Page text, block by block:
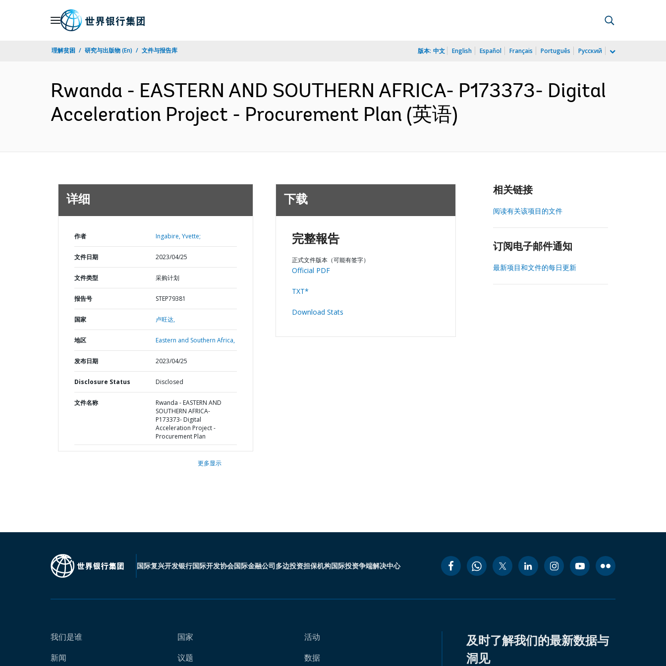
理解贫困 研究与出版物 (En) 文件与报告库 版本: 中文 English Español Français Português Русский
Rwanda - EASTERN AND SOUTHERN AFRICA- P173373- Digital
Acceleration Project - Procurement Plan (英语)
详细
作者 Ingabire, Yvette;
文件日期 2023/04/25
文件类型 采购计划
报告号 STEP79381
国家 卢旺达,
地区 Eastern and Southern Africa,
发布日期 2023/04/25
Disclosure Status Disclosed
文件名称
Rwanda - EASTERN AND
SOUTHERN AFRICA-
P173373- Digital
Acceleration Project -
Procurement Plan
更多显示
下载
完整報告
正式文件版本（可能有签字）
Official PDF
TXT*
Download Stats
相关链接
阅读有关该项目的文件
订阅电子邮件通知
最新项目和文件的每日更新
国际复兴开发银行国际开发协会国际金融公司多边投资担保机构国际投资争端解决中心
我们是谁
新闻
国家
议题
活动
数据
及时了解我们的最新数据与
洞见